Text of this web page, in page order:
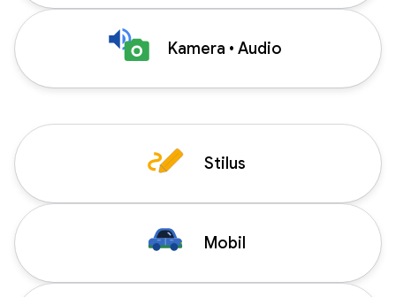
Kamera • Audio
Stilus
Mobil